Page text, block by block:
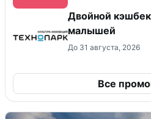
Двойной
малышей
До 31 августа, 2026
Все